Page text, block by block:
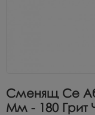
Сменящ Се
Мм - 180 Грит